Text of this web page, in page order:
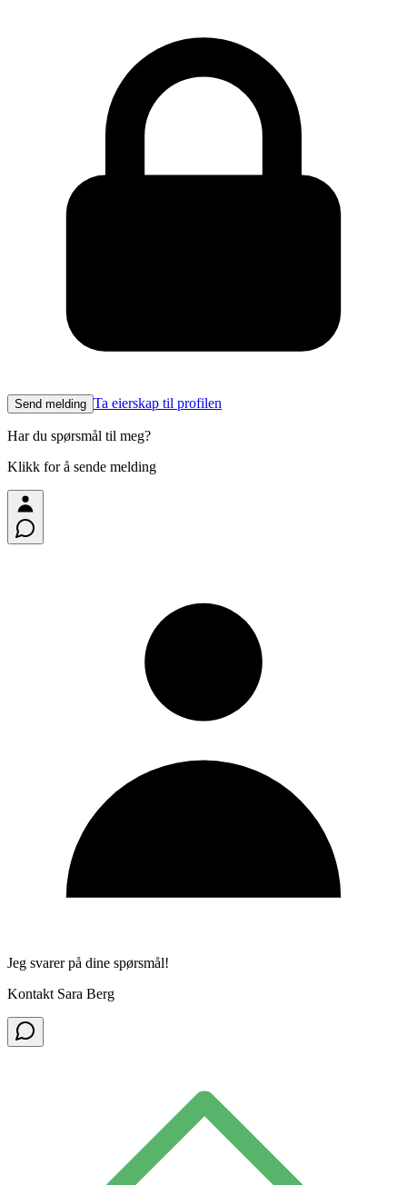
Send melding Ta eierskap til profilen
Har du spørsmål til meg?
Klikk for å sende melding
Jeg svarer på dine spørsmål!
Kontakt Sara Berg